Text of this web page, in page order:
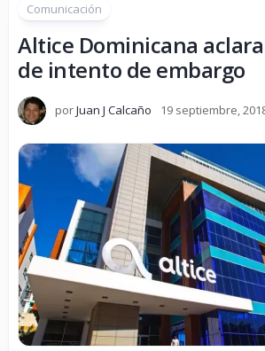
Comunicación
Altice Dominicana
de intento de embargo
porJuan J Calcaño 19 septiembre,